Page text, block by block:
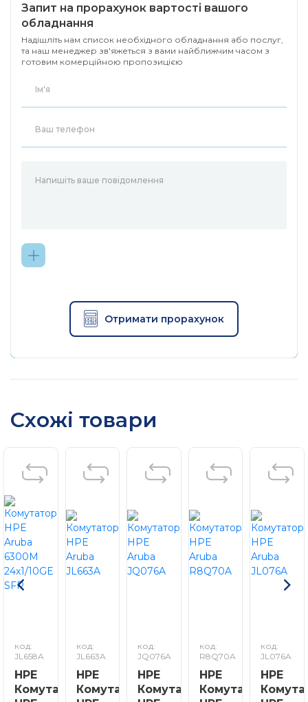
від -40°F до 158°F (від -40°C до 70°C); до 15000
футів
Вологість при зберіганні:
Запит на прорахунок вартості вашого
обладнання
Надішліть нам список необхідного обладнання або послуг,
та наш менеджер зв'яжеться з вами найближчим часом з
готовим комерційною пропозицією
Отримати прорахунок
Схожі товари
код:
JL658A
HPE
Комутатор
код:
JL663A
HPE
Комутатор
код:
JQ076A
HPE
Комутатор
код:
R8Q70A
HPE
Комутатор
код:
JL076A
HPE